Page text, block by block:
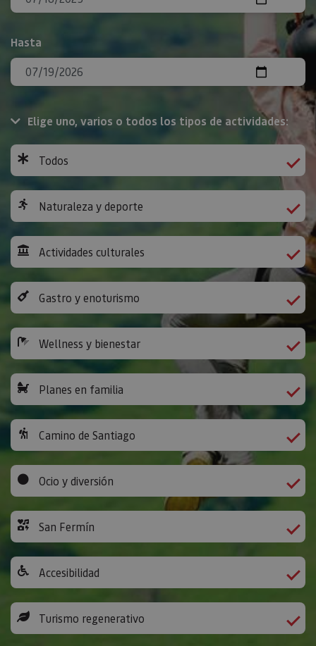
Hasta
Elige uno, varios o todos los tipos de actividades:
Todos
Naturaleza y deporte
Actividades culturales
Gastro y enoturismo
Wellness y bienestar
Planes en familia
Camino de Santiago
Ocio y diversión
San Fermín
Accesibilidad
Turismo regenerativo